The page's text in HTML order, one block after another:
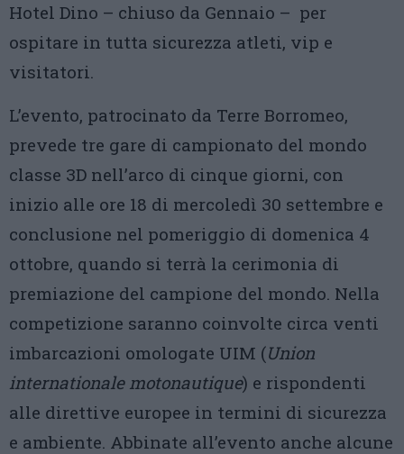
Hotel Dino – chiuso da Gennaio – per
ospitare in tutta sicurezza atleti, vip e
visitatori.
L’evento, patrocinato da Terre Borromeo,
prevede tre gare di campionato del mondo
classe 3D nell’arco di cinque giorni, con
inizio alle ore 18 di mercoledì 30 settembre e
conclusione nel pomeriggio di domenica 4
ottobre, quando si terrà la cerimonia di
premiazione del campione del mondo. Nella
competizione saranno coinvolte circa venti
imbarcazioni omologate UIM (Union
internationale motonautique) e rispondenti
alle direttive europee in termini di sicurezza
e ambiente. Abbinate all’evento anche alcune